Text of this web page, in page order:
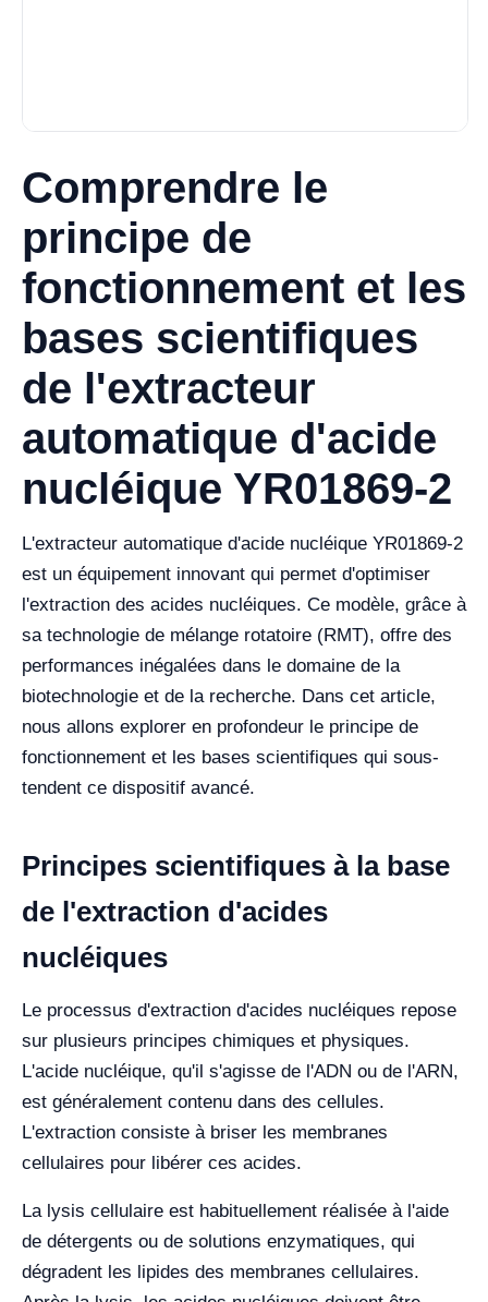
Comprendre le
principe de
fonctionnement et les
bases scientifiques
de l'extracteur
automatique d'acide
nucléique YR01869-2
L'extracteur automatique d'acide nucléique YR01869-2
est un équipement innovant qui permet d'optimiser
l'extraction des acides nucléiques. Ce modèle, grâce à
sa technologie de mélange rotatoire (RMT), offre des
performances inégalées dans le domaine de la
biotechnologie et de la recherche. Dans cet article,
nous allons explorer en profondeur le principe de
fonctionnement et les bases scientifiques qui sous-
tendent ce dispositif avancé.
Principes scientifiques à la base
de l'extraction d'acides
nucléiques
Le processus d'extraction d'acides nucléiques repose
sur plusieurs principes chimiques et physiques.
L'acide nucléique, qu'il s'agisse de l'ADN ou de l'ARN,
est généralement contenu dans des cellules.
L'extraction consiste à briser les membranes
cellulaires pour libérer ces acides.
La lysis cellulaire est habituellement réalisée à l'aide
de détergents ou de solutions enzymatiques, qui
dégradent les lipides des membranes cellulaires.